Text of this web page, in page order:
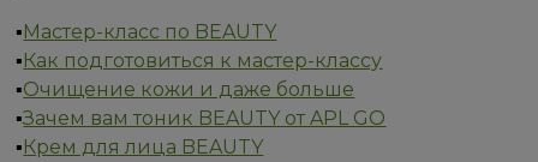
▪️Мастер-класс по BEAUTY
▪️Как подготовиться к мастер-классу
▪️Очищение кожи и даже больше
▪️Зачем вам тоник BEAUTY от APL GO
▪️Крем для лица BEAUTY